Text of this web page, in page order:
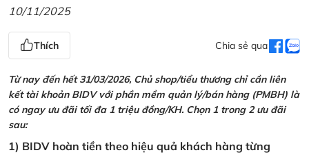
10/11/2025
Thích Chia sẻ qua
Từ nay đến hết 31/03/2026, Chủ shop/tiểu thương chỉ cần liên
kết tài khoản BIDV với phần mềm quản lý/bán hàng (PMBH) là
có ngay ưu đãi tối đa 1 triệu đồng/KH. Chọn 1 trong 2 ưu đãi
sau:
1) BIDV hoàn tiền theo hiệu quả khách hàng từng